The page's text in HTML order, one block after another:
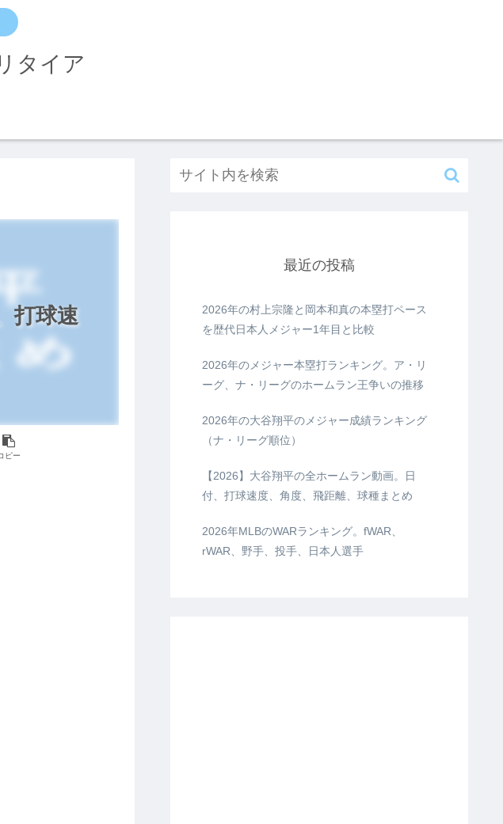
タイア
打球速
ピー
最近の投稿
2026年の村上宗隆と岡本和真の本塁打ペース
を歴代日本人メジャー1年目と比較
2026年のメジャー本塁打ランキング。ア・リ
ーグ、ナ・リーグのホームラン王争いの推移
2026年の大谷翔平のメジャー成績ランキング
（ナ・リーグ順位）
【2026】大谷翔平の全ホームラン動画。日
付、打球速度、角度、飛距離、球種まとめ
2026年MLBのWARランキング。fWAR、
rWAR、野手、投手、日本人選手